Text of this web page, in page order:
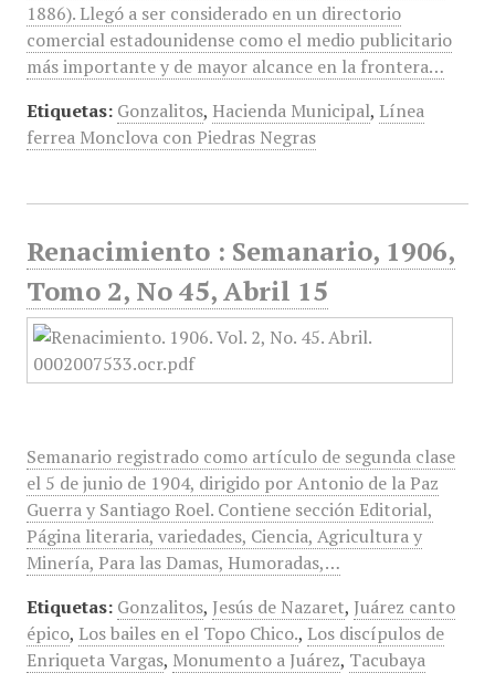
1886). Llegó a ser considerado en un directorio
comercial estadounidense como el medio publicitario
más importante y de mayor alcance en la frontera…
Etiquetas: Gonzalitos, Hacienda Municipal, Línea
ferrea Monclova con Piedras Negras
Renacimiento : Semanario, 1906,
Tomo 2, No 45, Abril 15
Semanario registrado como artículo de segunda clase
el 5 de junio de 1904, dirigido por Antonio de la Paz
Guerra y Santiago Roel. Contiene sección Editorial,
Página literaria, variedades, Ciencia, Agricultura y
Minería, Para las Damas, Humoradas,…
Etiquetas: Gonzalitos, Jesús de Nazaret, Juárez canto
épico, Los bailes en el Topo Chico., Los discípulos de
Enriqueta Vargas, Monumento a Juárez, Tacubaya